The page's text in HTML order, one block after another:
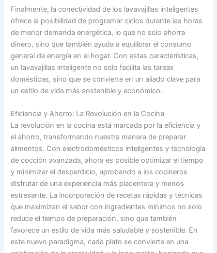
Finalmente, la conectividad de los lavavajillas inteligentes
ofrece la posibilidad de programar ciclos durante las horas
de menor demanda energética, lo que no solo ahorra
dinero, sino que también ayuda a equilibrar el consumo
general de energía en el hogar. Con estas características,
un lavavajillas inteligente no solo facilita las tareas
domésticas, sino que se convierte en un aliado clave para
un estilo de vida más sostenible y económico.
Eficiencia y Ahorro: La Revolución en la Cocina
La revolución en la cocina está marcada por la eficiencia y
el ahorro, transformando nuestra manera de preparar
alimentos. Con electrodomésticos inteligentes y tecnología
de cocción avanzada, ahora es posible optimizar el tiempo
y minimizar el desperdicio, aprobando a los cocineros
disfrutar de una experiencia más placentera y menos
estresante. La incorporación de recetas rápidas y técnicas
que maximizan el sabor con ingredientes mínimos no solo
reduce el tiempo de preparación, sino que también
favorece un estilo de vida más saludable y sostenible. En
este nuevo paradigma, cada plato se convierte en una